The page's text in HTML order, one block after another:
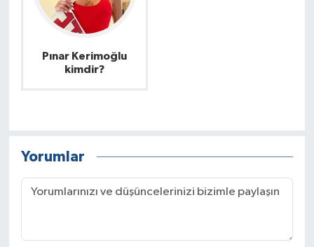
Pınar Kerimoğlu
kimdir?
Yorumlar